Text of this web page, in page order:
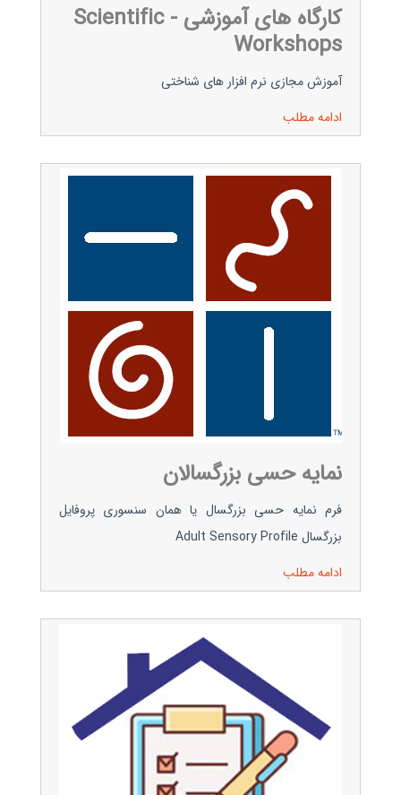
کارگاه های آموزشی - Scientific
Workshops
آموزش مجازی نرم افزار های شناختی
ادامه مطلب
نمایه حسی بزرگسالان
فرم نمایه حسی بزرگسال یا همان سنسوری پروفایل
بزرگسال Adult Sensory Profile
ادامه مطلب